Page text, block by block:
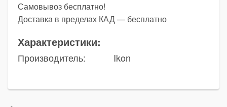
Самовывоз бесплатно!
Доставка в пределах КАД — бесплатно
Характеристики:
Производитель: Ikon